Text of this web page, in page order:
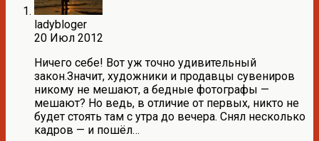
ladybloger
20 Июл 2012
Ничего себе! Вот уж точно удивительный
закон.Значит, художники и продавцы сувениров
никому не мешают, а бедные фотографы —
мешают? Но ведь, в отличие от первых, никто не
будет стоять там с утра до вечера. Снял несколько
кадров — и пошёл…